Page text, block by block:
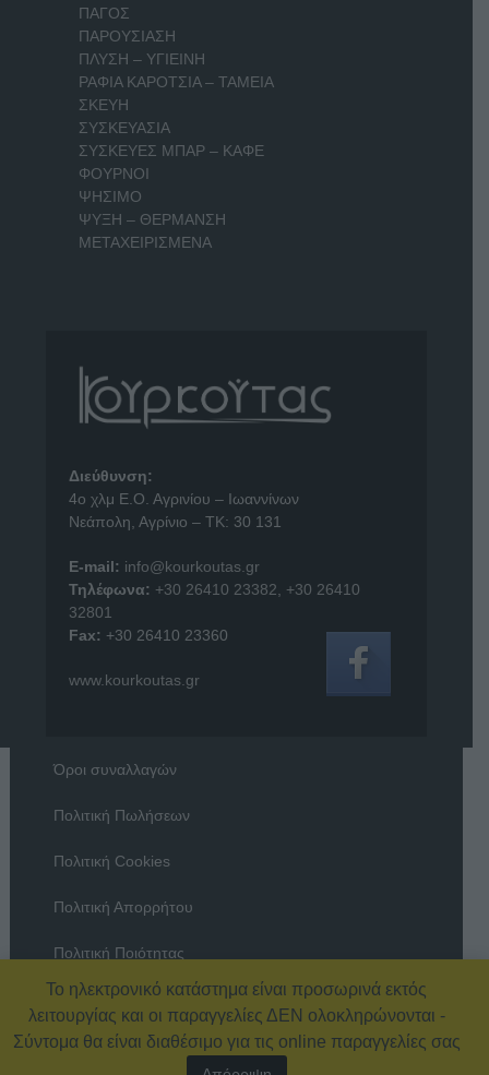
ΠΑΓΟΣ
ΠΑΡΟΥΣΙΑΣΗ
ΠΛΥΣΗ – ΥΓΙΕΙΝΗ
ΡΑΦΙΑ ΚΑΡΟΤΣΙΑ – ΤΑΜΕΙΑ
ΣΚΕΥΗ
ΣΥΣΚΕΥΑΣΙΑ
ΣΥΣΚΕΥΕΣ ΜΠΑΡ – ΚΑΦΕ
ΦΟΥΡΝΟΙ
ΨΗΣΙΜΟ
ΨΥΞΗ – ΘΕΡΜΑΝΣΗ
ΜΕΤΑΧΕΙΡΙΣΜΕΝΑ
Διεύθυνση:
4o χλμ Ε.Ο. Αγρινίου – Ιωαννίνων
Νεάπολη, Αγρίνιο – ΤΚ: 30 131
E-mail: info@kourkoutas.gr
Τηλέφωνα: +30 26410 23382
+30 26410
32801
Fax: +30 26410 23360
www.kourkoutas.gr
Όροι συναλλαγών
Πολιτική Πωλήσεων
Πολιτική Cookies
Πολιτική Απορρήτου
Πολιτική Ποιότητας
Όροι χρήσης
Το ηλεκτρονικό κατάστημα είναι προσωρινά εκτός
λειτουργίας και οι παραγγελίες ΔΕΝ ολοκληρώνονται -
Σύντομα θα είναι διαθέσιμο για τις online παραγγελίες σας